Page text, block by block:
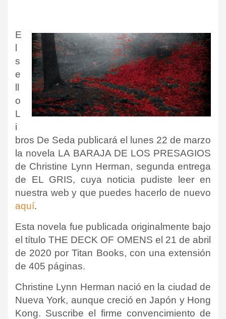
E
l
s
e
ll
o
L
i
bros De Seda publicará el lunes 22 de marzo
la novela LA BARAJA DE LOS PRESAGIOS
de Christine Lynn Herman, segunda entrega
de EL GRIS, cuya noticia pudiste leer en
nuestra web y que puedes hacerlo de nuevo
aquí.
Esta novela fue publicada originalmente bajo
el título THE DECK OF OMENS el 21 de abril
de 2020 por Titan Books, con una extensión
de 405 páginas.
Christine Lynn Herman nació en la ciudad de
Nueva York, aunque creció en Japón y Hong
Kong. Suscribe el firme convencimiento de